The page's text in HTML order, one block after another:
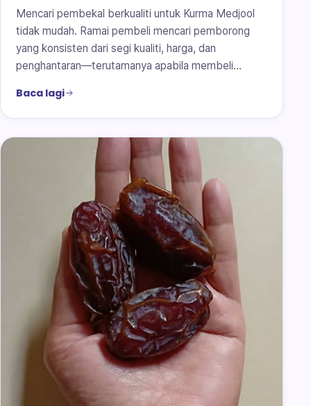
Mencari pembekal berkualiti untuk Kurma Medjool
tidak mudah. Ramai pembeli mencari pemborong
yang konsisten dari segi kualiti, harga, dan
penghantaran—terutamanya apabila membeli…
Baca lagi